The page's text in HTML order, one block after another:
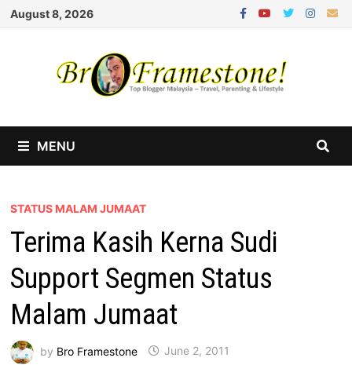
Skip
August 8, 2026
MENU
STATUS MALAM JUMAAT
Terima Kasih Kerna Sudi
Support Segmen Status
Malam Jumaat
by Bro Framestone June 2, 2011